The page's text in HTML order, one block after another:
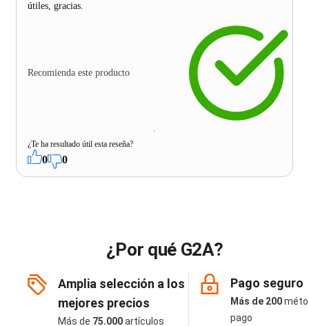
útiles, gracias.
Recomienda este producto
¿Te ha resultado útil esta reseña?
0 0
¿Por qué G2A?
Amplia selección a los
mejores precios
Más de 75.000artículos
Pago seguro
Más de 200
pago